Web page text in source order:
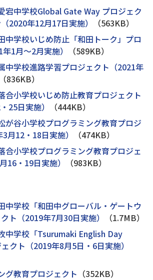
宕中学校Global Gate Way プロジェク
2020年12月17日実施）
（563KB）
中学校いじめ防止「和田トーク」プロ
1月～2月実施）
（589KB）
中学校進路学習プロジェクト（2021年
（836KB）
合小学校いじめ防止教育プロジェクト
25日実施）
（444KB）
が谷小学校プログラミング教育プロジ
月12・18日実施）
（474KB）
合小学校プログラミング教育プロジェ
16・19日実施）
（983KB）
中学校「和田中グローバル・ゲートウ
ト（2019年7月30日実施）
（1.7MB）
中学校「Tsurumaki English Day
クト（2019年8月5日・6日実施）
グ教育プロジェクト （352KB）